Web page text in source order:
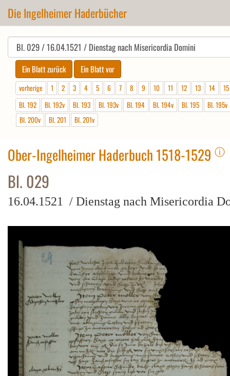
Die Ingelheimer Haderbücher
vorherige 1 2 3 4 5 6 7 8 9 10 11 12 13 14
15
Bl. 192
Bl. 192v Bl. 193 Bl. 193v Bl. 194 Bl. 194v Bl. 195
Bl. 195v
Bl. 200v
Bl. 201 Bl. 201v
Ober-Ingelheimer Haderbuch 1518-1529 ⓘ
Bl. 029
16.04.1521 / Dienstag nach Misericordia